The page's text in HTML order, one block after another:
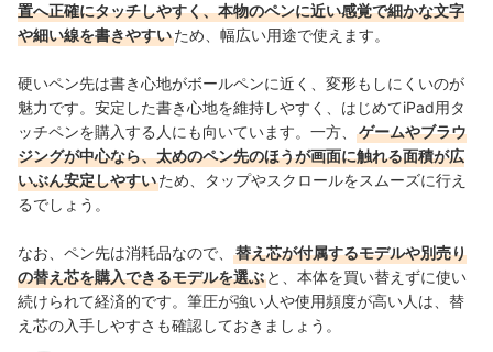
置へ正確にタッチしやすく、本物のペンに近い感覚で細かな文字
や細い線を書きやすいため、幅広い用途で使えます。
硬いペン先は書き心地がボールペンに近く、変形もしにくいのが
魅力です。安定した書き心地を維持しやすく、はじめてiPad用タ
ッチペンを購入する人にも向いています。一方、
ゲームやブラウ
ジングが中心なら、太めのペン先のほうが画面に触れる面積が広
いぶん安定しやすいため、タップやスクロールをスムーズに行え
るでしょう。
なお、ペン先は消耗品なので、
替え芯が付属するモデルや別売り
の替え芯を購入できるモデルを選ぶ と、本体を買い替えずに使い
続けられて経済的です。筆圧が強い人や使用頻度が高い人は、替
え芯の入手しやすさも確認しておきましょう。